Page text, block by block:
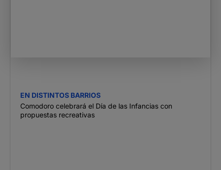
EN DISTINTOS BARRIOS
Comodoro celebrará el Día de las Infancias con
propuestas recreativas